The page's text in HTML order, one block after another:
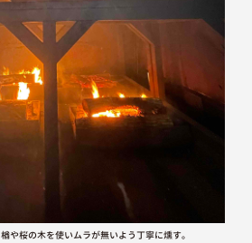
や桜の木を使いムラが無いよう丁寧に燻す。